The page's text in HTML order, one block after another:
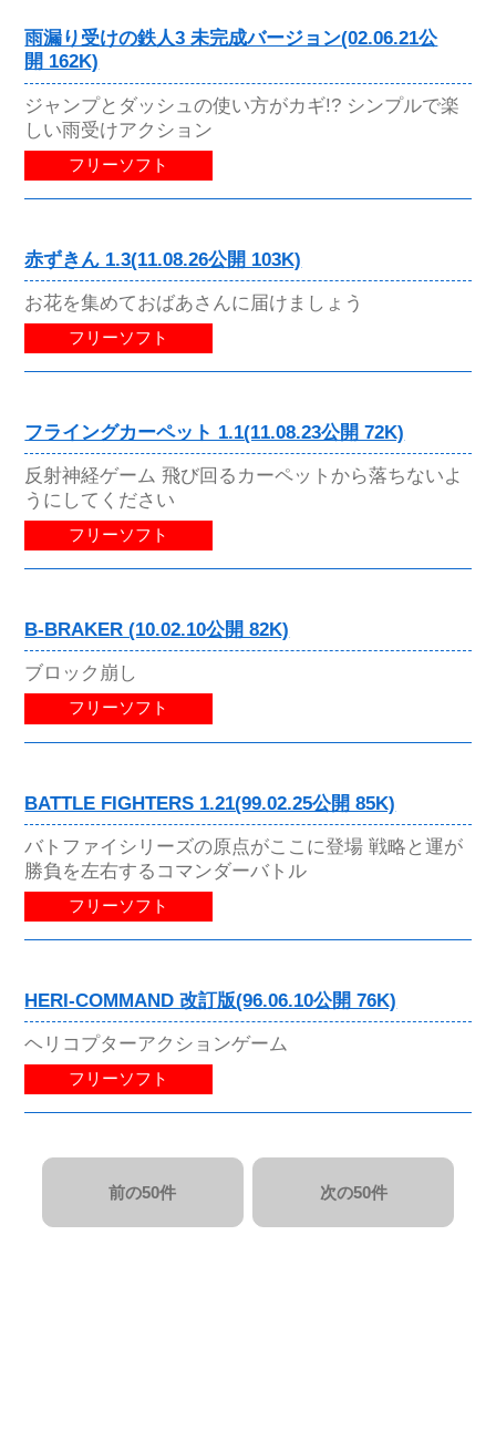
雨漏り受けの鉄人3 未完成バージョン(02.06.21公
開 162K)
ジャンプとダッシュの使い方がカギ!? シンプルで楽
しい雨受けアクション
フリーソフト
赤ずきん 1.3(11.08.26公開 103K)
お花を集めておばあさんに届けましょう
フリーソフト
フライングカーペット 1.1(11.08.23公開 72K)
反射神経ゲーム 飛び回るカーペットから落ちないよ
うにしてください
フリーソフト
B-BRAKER (10.02.10公開 82K)
ブロック崩し
フリーソフト
BATTLE FIGHTERS 1.21(99.02.25公開 85K)
バトファイシリーズの原点がここに登場 戦略と運が
勝負を左右するコマンダーバトル
フリーソフト
HERI-COMMAND 改訂版(96.06.10公開 76K)
ヘリコプターアクションゲーム
フリーソフト
前の50件 次の50件